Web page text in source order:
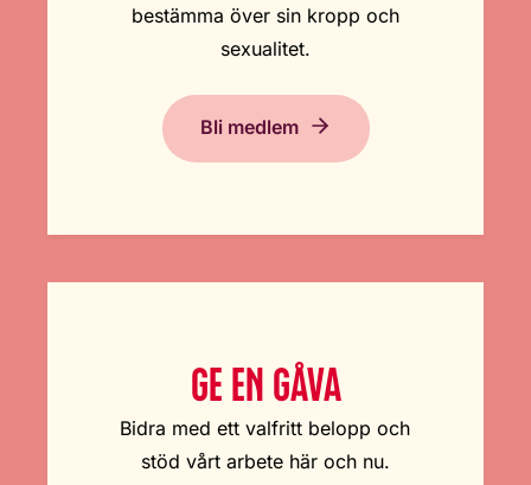
bestämma över sin kropp och
sexualitet.
Bli medlem
GE EN GÅVA
Bidra med ett valfritt belopp och
stöd vårt arbete här och nu.